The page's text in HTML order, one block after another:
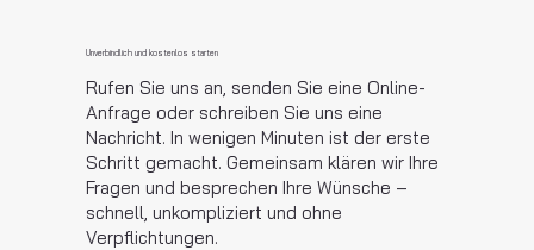
Unverbindlich und kostenlos starten
Rufen Sie uns an, senden Sie eine Online-
Anfrage oder schreiben Sie uns eine
Nachricht. In wenigen Minuten ist der erste
Schritt gemacht. Gemeinsam klären wir Ihre
Fragen und besprechen Ihre Wünsche –
schnell, unkompliziert und ohne
Verpflichtungen.